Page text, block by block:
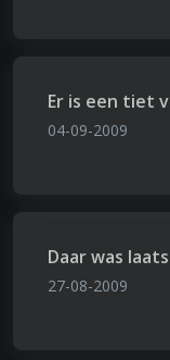
Er is een tiet
04-09-2009
Daar was
27-08-2009